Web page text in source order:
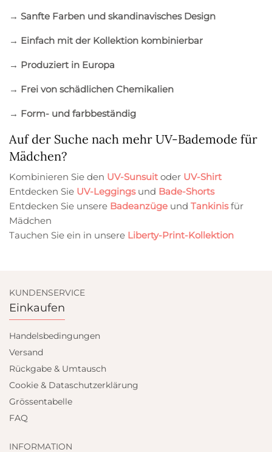
→ Sanfte Farben und skandinavisches Design
→ Einfach mit der Kollektion kombinierbar
→ Produziert in Europa
→ Frei von schädlichen Chemikalien
→ Form- und farbbeständig
Auf der Suche nach mehr UV-Bademode für
Mädchen?
Kombinieren Sie den UV-Sunsuit oder UV-Shirt
Entdecken Sie UV-Leggings und Bade-Shorts
Entdecken Sie unsere Badeanzüge undTankinisfür
Mädchen
Tauchen Sie ein in unsere Liberty-Print-Kollektion
KUNDENSERVICE
Einkaufen
Handelsbedingungen
Versand
Rückgabe & Umtausch
Cookie & Dataschutzerklärung
Grössentabelle
FAQ
INFORMATION